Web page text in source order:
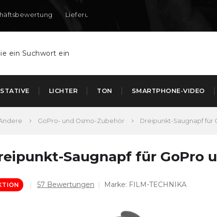
Lieferung nach DE und AT
STATIVE LICHTER TON SMARTPHONE-VIDEO
GoPro- und Osmo-Zubehör Dreipunkt-Saugnapf für
Saugnapf für GoPro
Die
57 Bewertungen Marke: FILM-TECHNIKA